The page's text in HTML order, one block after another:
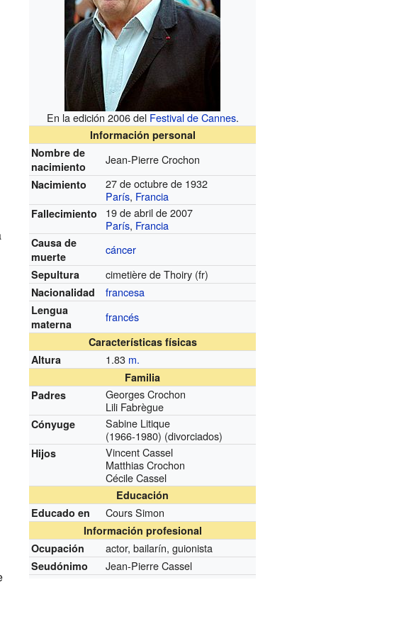
En la edición 2006 del Festival de Cannes.
Información personal
Nombre de
nacimiento
Jean-Pierre Crochon
Nacimiento
27 de octubre de 1932
París, Francia
Fallecimiento
19 de abril de 2007
París, Francia
Causa de
muerte
cáncer
Sepultura cimetière de Thoiry (fr)
Nacionalidad francesa
Lengua
materna
francés
Características físicas
Altura
1.83 m.
Familia
Padres
Georges Crochon
Lili Fabrègue
Cónyuge
Sabine Litique
(1966-1980) (divorciados)
Hijos
Vincent Cassel
Matthias Crochon
Cécile Cassel
Educación
Educado en
Cours Simon
Información profesional
Ocupación
actor, bailarín, guionista
Seudónimo Jean-Pierre Cassel